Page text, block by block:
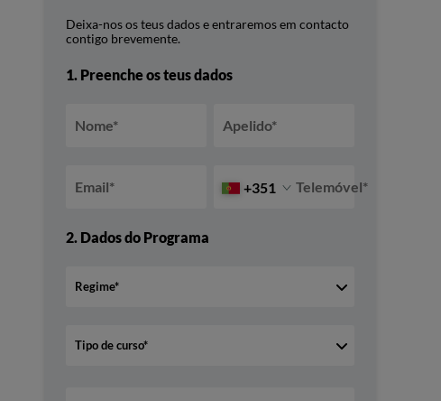
Deixa-nos os teus dados e entraremos em contacto
contigo brevemente.
1. Preenche os teus dados
Nome* Apelido*
Email* +351 Telemóvel*
2. Dados do Programa